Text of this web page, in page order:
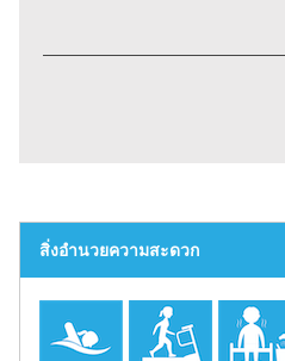
สิ่งอำนวยความสะดวก